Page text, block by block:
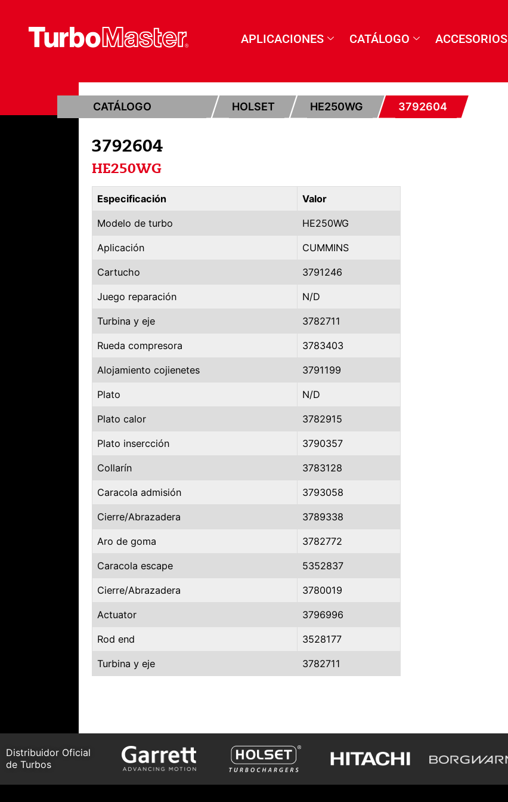
APLICACIONES CATÁLOGO ACCESORIOS
CATÁLOGO HOLSET HE250WG 3792604
3792604
HE250WG
Especificación Valor
Modelo de turbo HE250WG
Aplicación CUMMINS
Cartucho 3791246
Juego reparación N/D
Turbina y eje 3782711
Rueda compresora 3783403
Alojamiento cojienetes 3791199
Plato N/D
Plato calor 3782915
Plato insercción 3790357
Collarín 3783128
Caracola admisión 3793058
Cierre/Abrazadera 3789338
Aro de goma 3782772
Caracola escape 5352837
Cierre/Abrazadera 3780019
Actuator 3796996
Rod end 3528177
Turbina y eje 3782711
Distribuidor Oficial
de Turbos